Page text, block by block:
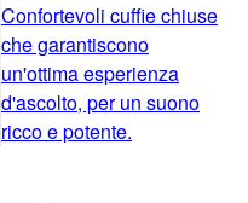
Confortevoli cuffie chiuse
che garantiscono
un'ottima esperienza
d'ascolto, per un suono
ricco e potente.